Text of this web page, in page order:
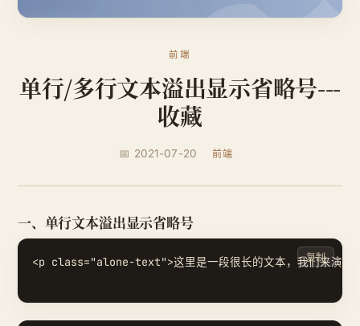
前端
单行/多行文本溢出显示省略号---
收藏
📅 2021-07-20 前端
一、单行文本溢出显示省略号
<p class="alone-text">这里是一段很长的文本，我们来演示如
复制